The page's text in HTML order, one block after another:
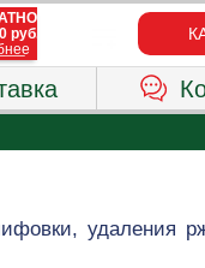
удаления